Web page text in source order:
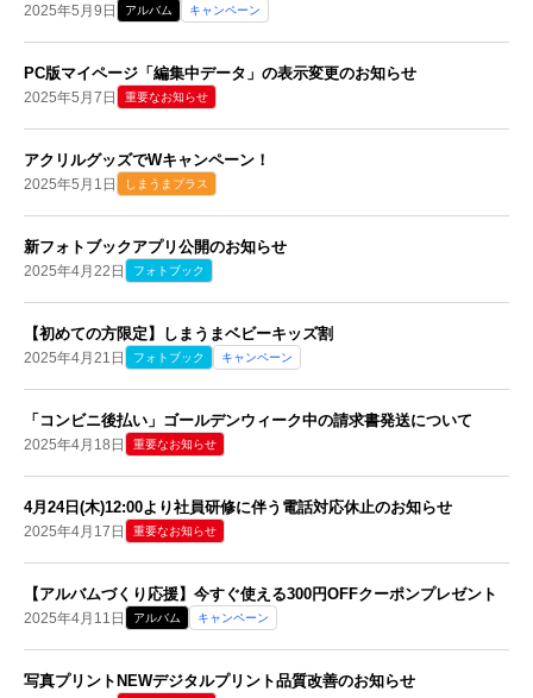
2025年5月9日 アルバム キャンペーン
PC版マイページ「編集中データ」の表示変更のお知らせ
2025年5月7日 重要なお知らせ
アクリルグッズでWキャンペーン！
2025年5月1日 しまうまプラス
新フォトブックアプリ公開のお知らせ
2025年4月22日 フォトブック
【初めての方限定】しまうまベビーキッズ割
2025年4月21日 フォトブック キャンペーン
「コンビニ後払い」ゴールデンウィーク中の請求書発送について
2025年4月18日 重要なお知らせ
4月24日(木)12:00より社員研修に伴う電話対応休止のお知らせ
2025年4月17日 重要なお知らせ
【アルバムづくり応援】今すぐ使える300円OFFクーポンプレゼント
2025年4月11日 アルバム キャンペーン
写真プリントNEWデジタルプリント品質改善のお知らせ